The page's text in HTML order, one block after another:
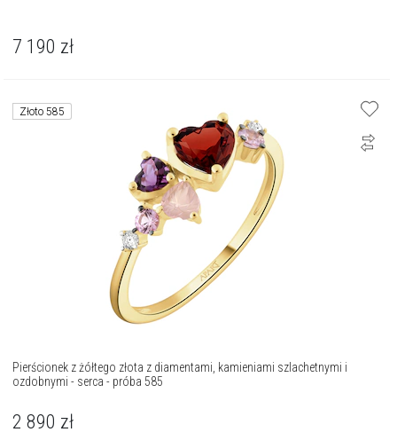
7 190 zł
Złoto 585
Pierścionek z żółtego złota z diamentami, kamieniami szlachetnymi i
ozdobnymi - serca - próba 585
2 890 zł